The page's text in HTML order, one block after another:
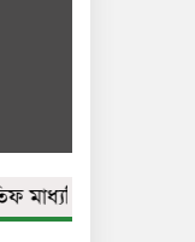
বিদ্যালয়ের